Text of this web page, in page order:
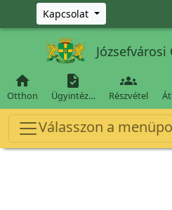
Ugrás a fő tartalomra
Kapcsolat

Otthon

Ügyintéz…

Részvétel
Válasszon a